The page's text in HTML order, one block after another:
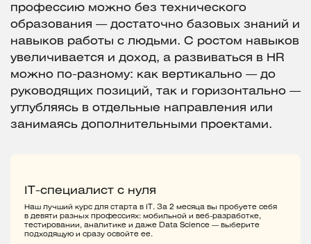
профессию можно без технического
образования — достаточно базовых знаний и
навыков работы с людьми. С ростом навыков
увеличивается и доход, а развиваться в HR
можно по-разному: как вертикально — до
руководящих позиций, так и горизонтально —
углубляясь в отдельные направления или
занимаясь дополнительными проектами.
IT-специалист с нуля
Наш лучший курс для старта в IT. За 2 месяца вы пробуете себя
в девяти разных профессиях: мобильной и веб-разработке,
тестировании, аналитике и даже Data Science — выберите
подходящую и сразу освойте ее.